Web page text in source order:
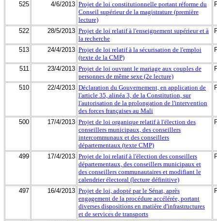
525 4/6/2013 Projet de loi constitutionnelle portant réforme du
Conseil supérieur de la magistrature (première
lecture)
522 28/5/2013 Projet de loi relatif à l'enseignement supérieur et à
la recherche
513 24/4/2013 Projet de loi relatif à la sécurisation de l'emploi
(texte de la CMP)
511 23/4/2013 Projet de loi ouvrant le mariage aux couples de
personnes de même sexe (2e lecture)
510 22/4/2013 Déclaration du Gouvernement, en application de
l'article 35, alinéa 3, de la Constitution, sur
l'autorisation de la prolongation de l'intervention
des forces françaises au Mali
500 17/4/2013 Projet de loi organique relatif à l'élection des
conseillers municipaux, des conseillers
intercommunaux et des conseillers
départementaux (texte CMP)
499 17/4/2013 Projet de loi relatif à l'élection des conseillers
départementaux, des conseillers municipaux et
des conseillers communautaires et modifiant le
calendrier électoral (lecture définitive)
497 16/4/2013 Projet de loi, adopté par le Sénat, après
engagement de la procédure accélérée, portant
diverses dispositions en matière d'infrastructures
et de services de transports